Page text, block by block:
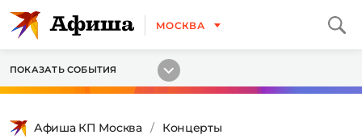
МОСКВА
ПОКАЗАТЬ СОБЫТИЯ
Афиша КП Москва Концерты